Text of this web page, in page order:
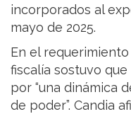
incorporados al
mayo de 2025.
En el
fiscalía sostuvo
por “una dinámica
de poder”. Candia